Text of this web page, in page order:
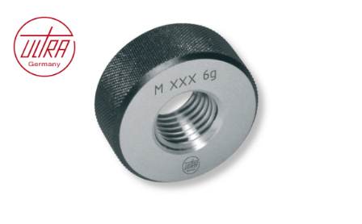
Bildergalerie überspringen